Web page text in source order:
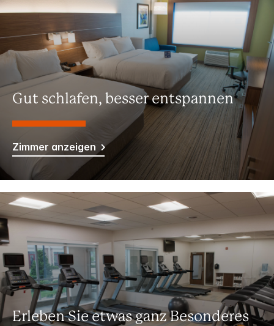
Gut schlafen, besser entspannen
Zimmer anzeigen
Erleben Sie etwas ganz Besonderes